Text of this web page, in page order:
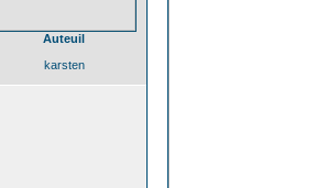
Auteuil
karsten